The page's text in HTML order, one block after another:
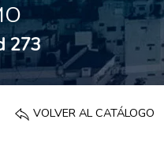
273
VOLVER AL CATÁLOGO